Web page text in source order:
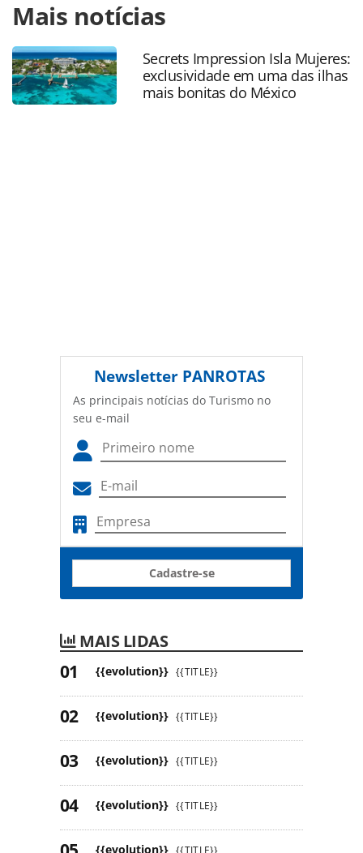
https://www.panrotas.com.br/mercado/destinos/2026/03/
destaca-diversidade-turistica-de-pernambuco-na-
convencao-de-vendas-cvc_226450.html ou as ferramentas
oferecidas na página. Todo o conteúdo produzido pela
PANROTAS Editora é protegido pela legislação brasileira
sobre direito autoral. Não reproduza o conteúdo sem
Mais notícias
Secrets Impression Isla Mujeres:
exclusividade em uma das ilhas
mais bonitas do México
Newsletter PANROTAS
As principais notícias do Turismo no
seu e-mail
Cadastre-se
MAIS LIDAS
{{evolution}} {{TITLE}}
{{evolution}} {{TITLE}}
{{evolution}} {{TITLE}}
{{evolution}} {{TITLE}}
{{evolution}}